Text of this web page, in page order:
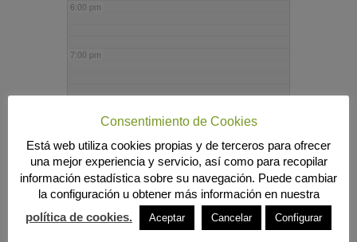
6:00 pm
7:00 pm
9:00 pm
10:00 pm
Consentimiento de Cookies
Está web utiliza cookies propias y de terceros para ofrecer
una mejor experiencia y servicio, así como para recopilar
información estadística sobre su navegación. Puede cambiar
la configuración u obtener más información en nuestra
política de cookies.
Aceptar Cancelar Configurar